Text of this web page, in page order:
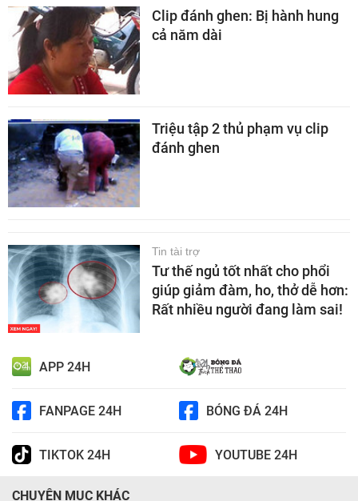
Clip đánh ghen: Bị hành hung
cả năm dài
Triệu tập 2 thủ phạm vụ clip
đánh ghen
Tin tài trợ
Tư thế ngủ tốt nhất cho phổi
giúp giảm đàm, ho, thở dễ hơn:
Rất nhiều người đang làm sai!
APP 24H
FANPAGE 24H BÓNG ĐÁ 24H
TIKTOK 24H YOUTUBE 24H
CHUYÊN MỤC KHÁC